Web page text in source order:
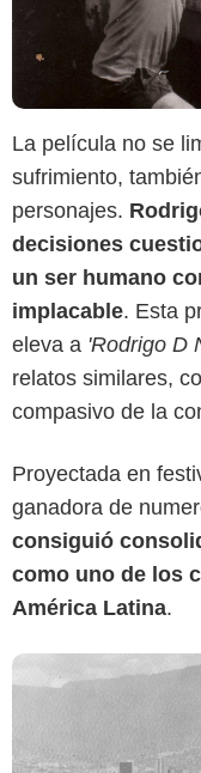
La película no se
sufrimiento,
personajes.
decisiones
un ser humano
implacable. Esta
eleva a 'Rodrigo D
relatos similares,
compasivo de la
Proyectada en
ganadora de
consiguió
como uno de los
América Latina.